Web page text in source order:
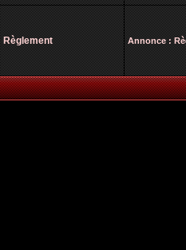
Règlement Annonce :